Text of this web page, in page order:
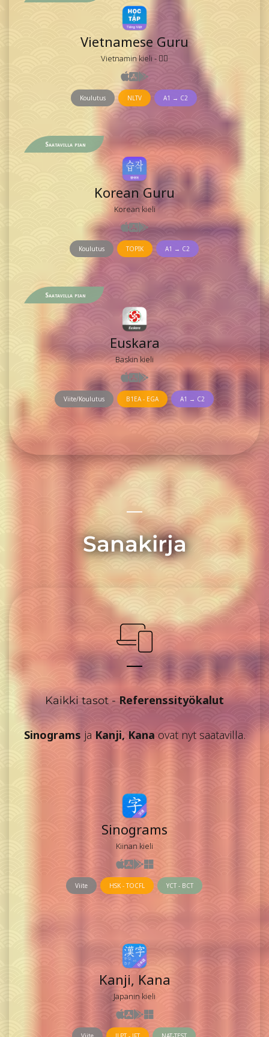
Vietnamese Guru
Vietnamin kieli - 𡨸喃
Koulutus NLTV A1 → C2
Saatavilla pian
Korean Guru
Korean kieli
Koulutus TOPIK A1 → C2
Saatavilla pian
Euskara
Baskin kieli
Viite/Koulutus B1EA - EGA A1 → C2
Sanakirja
Kaikki tasot -Referenssityökalut
Sinograms ja Kanji, Kana ovat nyt saatavilla.
Sinograms
Kiinan kieli
Viite HSK - TOCFL YCT - BCT
Kanji, Kana
Japanin kieli